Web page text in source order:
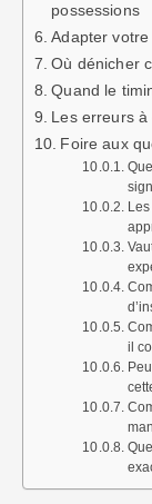
possessions
Adapter
Où dénicher
Quand le
Les erreurs
Foire aux
il